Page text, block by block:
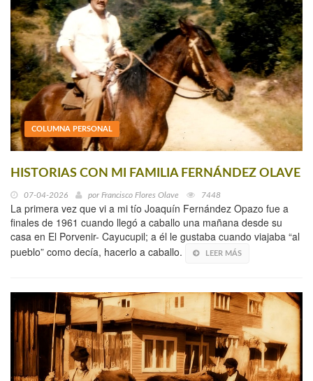
COLUMNA PERSONAL
HISTORIAS CON MI FAMILIA FERNÁNDEZ OLAVE
07-04-2026 por Francisco Flores Olave 7448
La primera vez que vi a mi tío Joaquín Fernández Opazo fue a
finales de 1961 cuando llegó a caballo una mañana desde su
casa en El Porvenir- Cayucupil; a él le gustaba cuando viajaba “al
pueblo” como decía, hacerlo a caballo.
LEER MÁS